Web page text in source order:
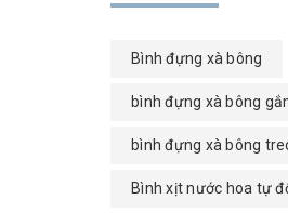
Bình đựng xà bông
bình đựng xà bông
bình đựng xà bông
Bình xịt nước hoa tự